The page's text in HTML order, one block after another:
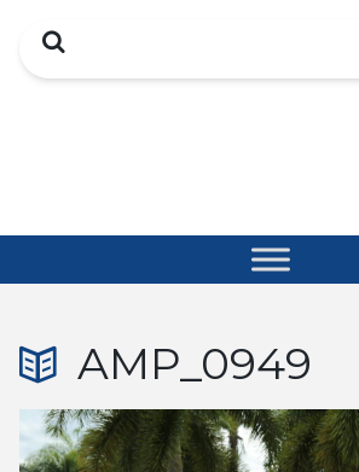
Search
AMP_0949